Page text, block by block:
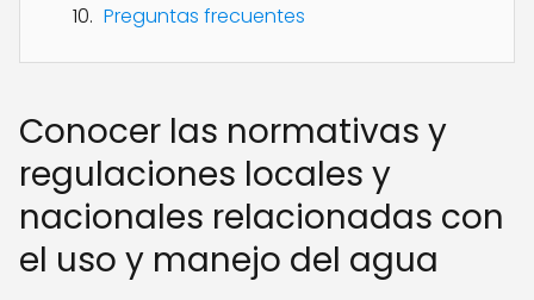
Preguntas frecuentes
Conocer las normativas y
regulaciones locales y
nacionales relacionadas con
el uso y manejo del agua